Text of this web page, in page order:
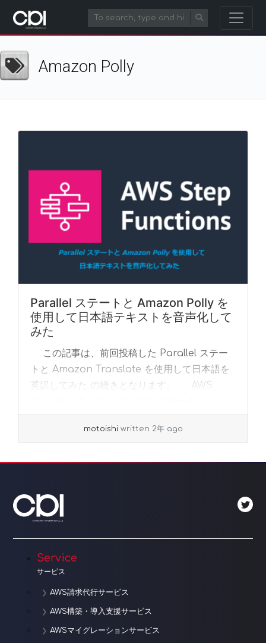
Amazon Polly
Parallel ステートと Amazon Polly を
使用して日本語テキストを音声化して
みた
この記事は、前回投稿した Parallel ステー
トと Amazon Translate を使用して日本語を
英訳してみた の続きとなります。 AWS
read more
motoishi written 2年 ago
Service
サービス
AWS請求代行サービス
AWS構築・導入支援サービス
AWSマイグレーションサービス